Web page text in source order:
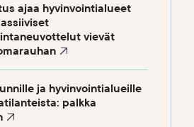
ajaa hyvinvointialueet
vievät
ja hyvinvointialueille
palkka